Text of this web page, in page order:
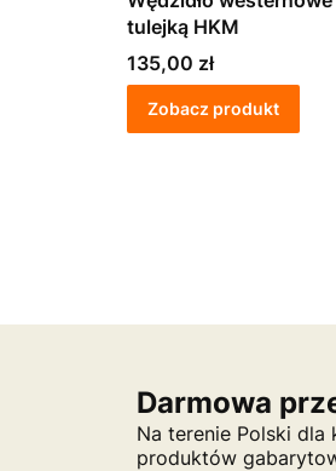
tulejką HKM
Cena
135,00 zł
Zobacz produkt
Darmowa
Na terenie Polski
produktów